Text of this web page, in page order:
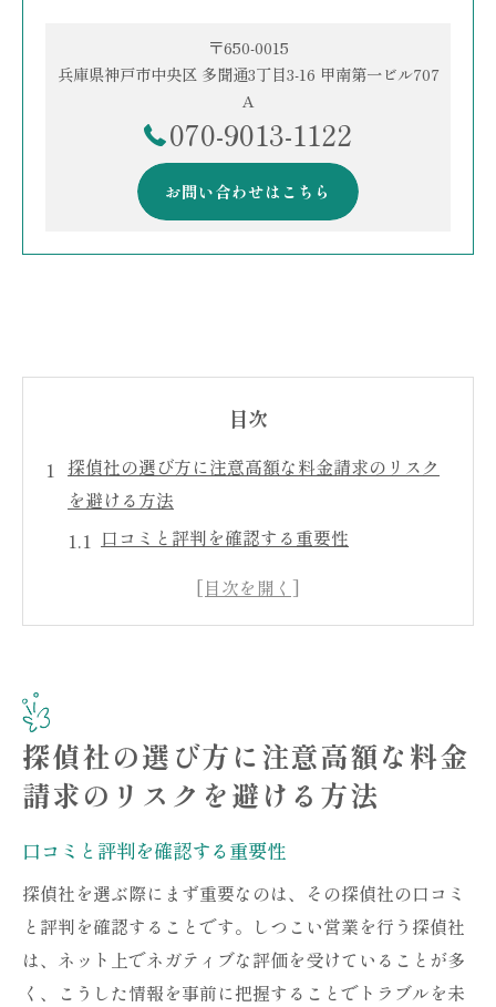
〒650-0015
兵庫県神戸市中央区 多聞通3丁目3-16 甲南第一ビル707
A
070-9013-1122
お問い合わせはこちら
目次
探偵社の選び方に注意高額な料金請求のリスク
を避ける方法
口コミと評判を確認する重要性
事前に料金体系を明確にする方法
しつこい営業に注意危険な探偵社の特徴を見分
ける
押し売りを防ぐための対策
警戒すべきセールストークの見極め方
無料相談時の注意点
探偵社の選び方に注意高額な料金
請求のリスクを避ける方法
口コミと評判を確認する重要性
探偵社を選ぶ際にまず重要なのは、その探偵社の口コミ
と評判を確認することです。しつこい営業を行う探偵社
は、ネット上でネガティブな評価を受けていることが多
く、こうした情報を事前に把握することでトラブルを未